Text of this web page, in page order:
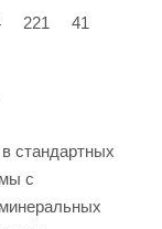
221 41
стандартных
с